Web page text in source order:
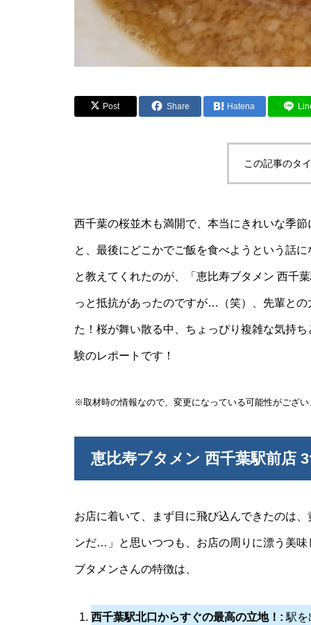
Post Share Hatena
この記事のタ
西千葉の桜並木も満開で、本当にきれいな季
と、最後にどこかでご飯を食べようという話
と教えてくれたのが、「恵比寿ブタメン 西千
っと抵抗があったのですが…（笑）、先輩と
た！桜が舞い散る中、ちょっぴり複雑な気持
験のレポートです！
※取材時の情報なので、変更になっている可能性がござい
恵比寿ブタメン 西千葉駅前店
お店に着いて、まず目に飛び込んできたのは
ンだ…」と思いつつも、お店の周りに漂う美
ブタメンさんの特徴は、
西千葉駅北口からすぐの最高の立地！: 駅を